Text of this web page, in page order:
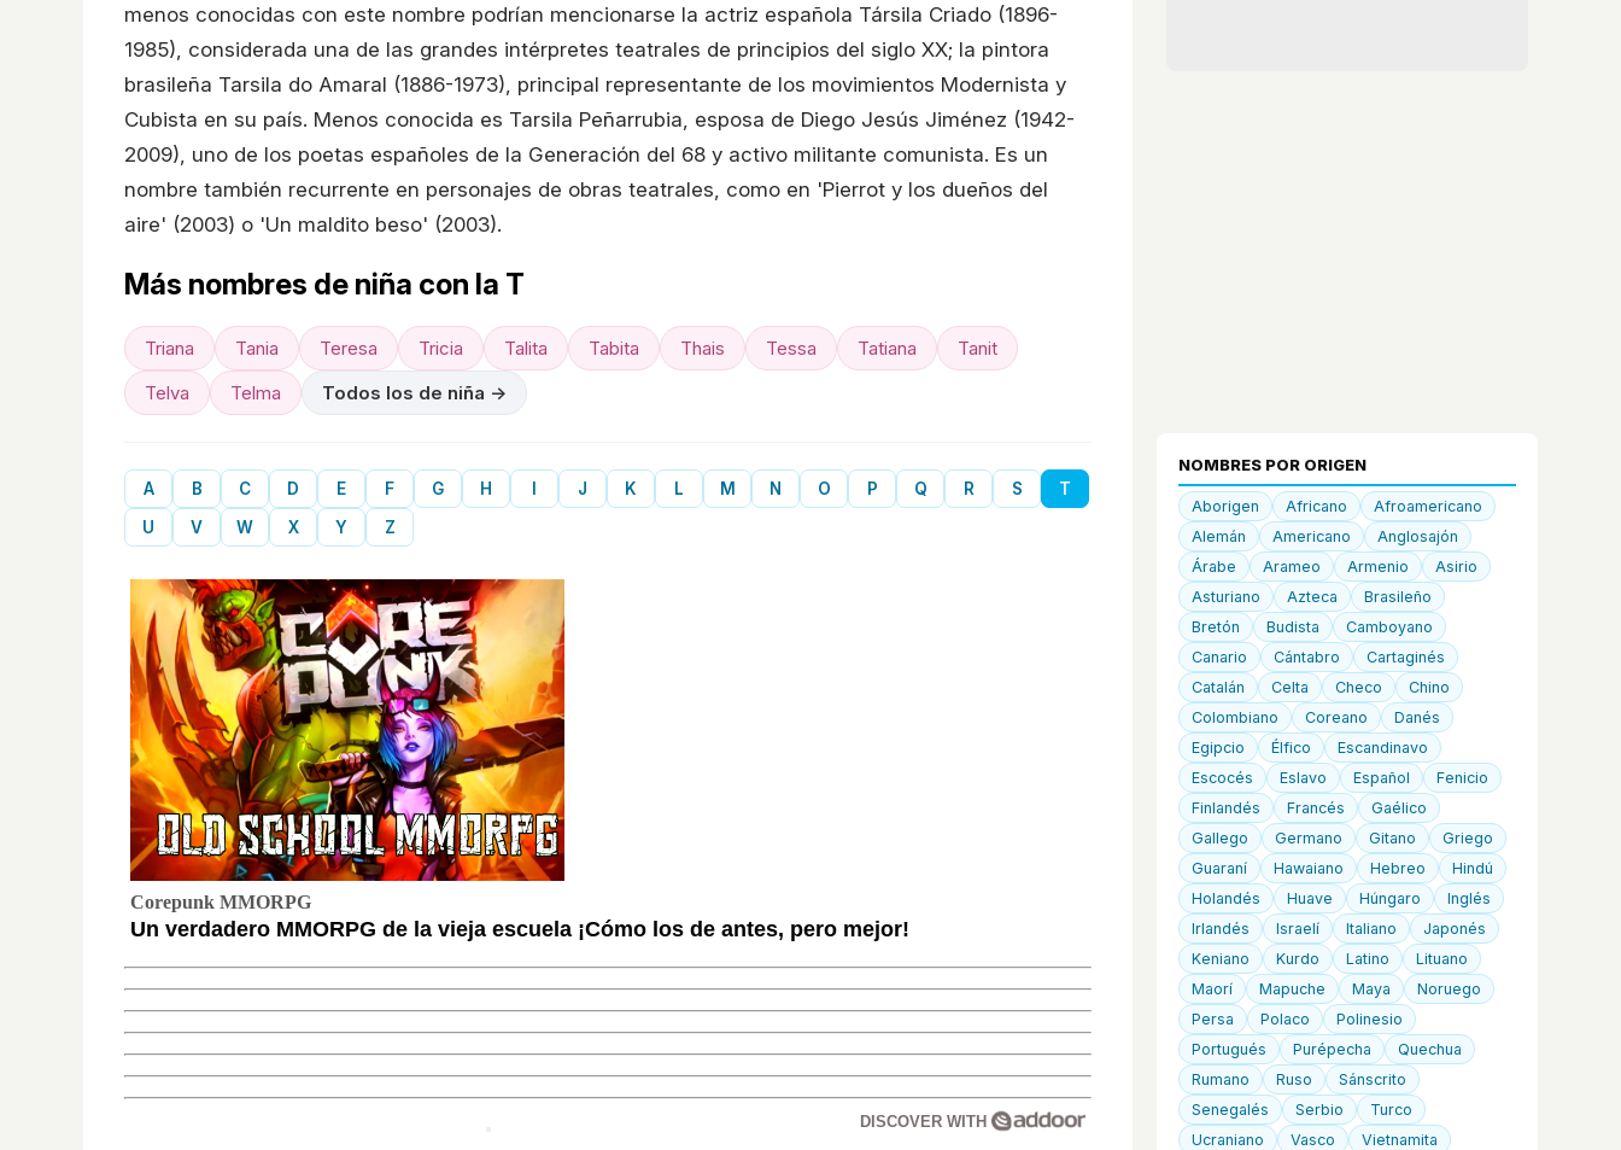
menos conocidas con este nombre podrían mencionarse la actriz española Társila Criado (1896-
1985), considerada una de las grandes intérpretes teatrales de principios del siglo XX; la pintora
brasileña Tarsila do Amaral (1886-1973), principal representante de los movimientos Modernista y
Cubista en su país. Menos conocida es Tarsila Peñarrubia, esposa de Diego Jesús Jiménez (1942-
2009), uno de los poetas españoles de la Generación del 68 y activo militante comunista. Es un
nombre también recurrente en personajes de obras teatrales, como en 'Pierrot y los dueños del
aire' (2003) o 'Un maldito beso' (2003).
Más nombres de niña con la T
Triana Tania Teresa Tricia Talita Tabita Thais Tessa Tatiana
Tanit
Telva
Telma Todos los de niña →
A B C D E F G H J K L M N O P Q R S
T
U
V W X Y Z
Corepunk MMORPG
Un verdadero MMORPG de la vieja escuela ¡Cómo los de antes, pero mejor!
DISCOVER WITH
NOMBRES POR ORIGEN
Aborigen Africano
Afroamericano
Alemán
Americano
Anglosajón
Árabe
Arameo Armenio
Asirio
Asturiano
Azteca
Brasileño
Bretón
Budista
Camboyano
Canario
Cántabro
Cartaginés
Catalán
Celta Checo
Chino
Colombiano
Coreano
Danés
Egipcio
Élfico
Escandinavo
Escocés
Eslavo Español
Fenicio
Finlandés
Francés
Gaélico
Gallego
Germano Gitano
Griego
Guaraní
Hawaiano Hebreo
Hindú
Holandés
Huave Húngaro
Inglés
Irlandés
Israelí Italiano
Japonés
Keniano
Kurdo Latino
Lituano
Maorí
Mapuche Maya
Noruego
Persa
Polaco
Polinesio
Portugués
Purépecha
Quechua
Rumano
Ruso
Sánscrito
Senegalés
Serbio
Turco
Ucraniano
Vasco
Vietnamita